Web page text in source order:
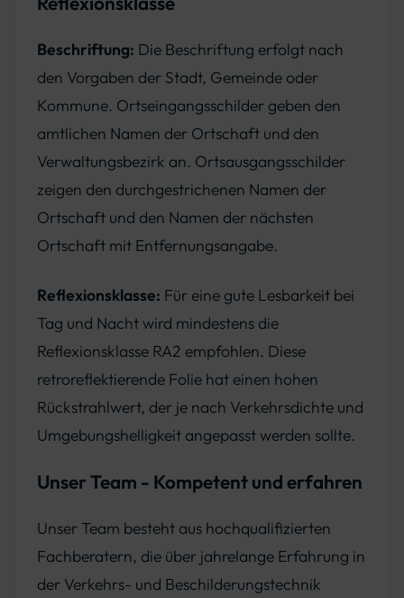
Beschriftung: Die Beschriftung erfolgt nach
den Vorgaben der Stadt, Gemeinde oder
Kommune. Ortseingangsschilder geben den
amtlichen Namen der Ortschaft und den
Verwaltungsbezirk an. Ortsausgangsschilder
zeigen den durchgestrichenen Namen der
Ortschaft und den Namen der nächsten
Ortschaft mit Entfernungsangabe.
Reflexionsklasse: Für eine gute Lesbarkeit bei
Tag und Nacht wird mindestens die
Reflexionsklasse RA2 empfohlen. Diese
retroreflektierende Folie hat einen hohen
Rückstrahlwert, der je nach Verkehrsdichte und
Umgebungshelligkeit angepasst werden sollte.
Unser Team - Kompetent und erfahren
Unser Team besteht aus hochqualifizierten
Fachberatern, die über jahrelange Erfahrung in
der Verkehrs- und Beschilderungstechnik